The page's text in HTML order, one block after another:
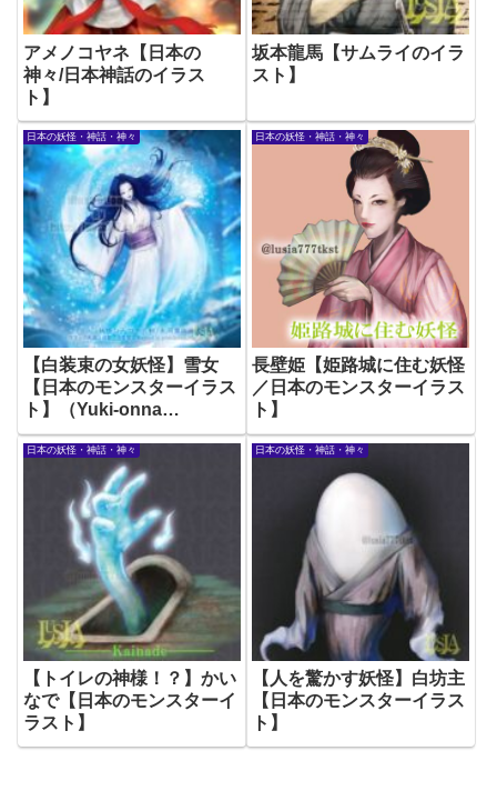
アメノコヤネ【日本の
神々/日本神話のイラス
ト】
坂本龍馬【サムライのイラ
スト】
日本の妖怪・神話・神々
【白装束の女妖怪】雪女
【日本のモンスターイラス
ト】（Yuki-onna
Japanese Yokai)
日本の妖怪・神話・神々
長壁姫【姫路城に住む妖怪
／日本のモンスターイラス
ト】
日本の妖怪・神話・神々
【トイレの神様！？】かい
なで【日本のモンスターイ
ラスト】
日本の妖怪・神話・神々
【人を驚かす妖怪】白坊主
【日本のモンスターイラス
ト】